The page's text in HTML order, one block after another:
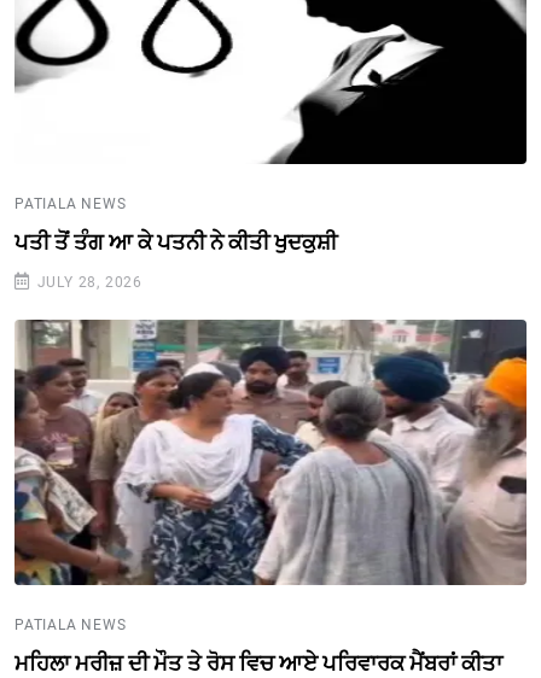
PATIALA NEWS
ਪਤੀ ਤੋਂ ਤੰਗ ਆ ਕੇ ਪਤਨੀ ਨੇ ਕੀਤੀ ਖੁਦਕੁਸ਼ੀ
JULY 28, 2026
PATIALA NEWS
ਮਹਿਲਾ ਮਰੀਜ਼ ਦੀ ਮੌਤ ਤੇ ਰੋਸ ਵਿਚ ਆਏ ਪਰਿਵਾਰਕ ਮੈਂਬਰਾਂ ਕੀਤਾ